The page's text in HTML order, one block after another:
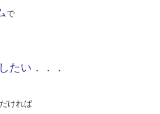
で
たい．．．
ければ